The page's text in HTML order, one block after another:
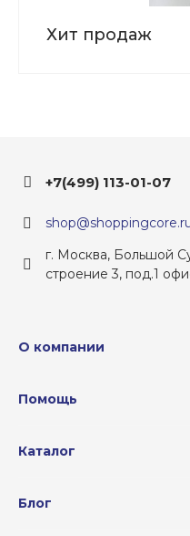
Хит продаж
+7(499) 113-01-07
г. Москва, Большой
строение 3, под.1
О компании
Помощь
Каталог
Блог